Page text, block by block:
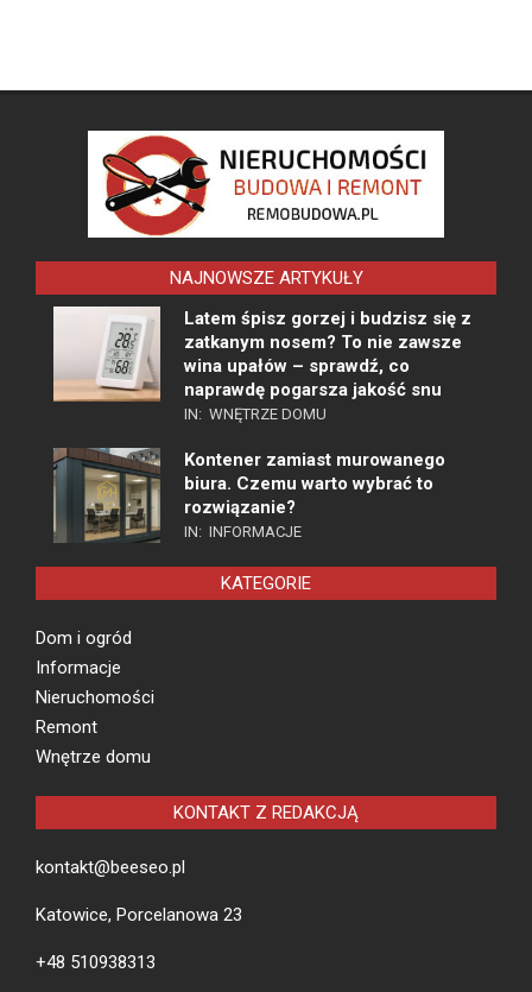
NAJNOWSZE ARTYKUŁY
Latem śpisz gorzej i budzisz się z
zatkanym nosem? To nie zawsze
wina upałów – sprawdź, co
naprawdę pogarsza jakość snu
IN: WNĘTRZE DOMU
Kontener zamiast murowanego
biura. Czemu warto wybrać to
rozwiązanie?
IN: INFORMACJE
KATEGORIE
Dom i ogród
Informacje
Nieruchomości
Remont
Wnętrze domu
KONTAKT Z REDAKCJĄ
kontakt@beeseo.pl
Katowice, Porcelanowa 23
+48 510938313